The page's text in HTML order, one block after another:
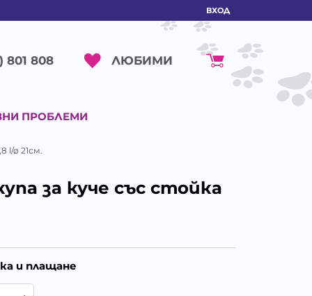
ВХОД
801 808 ЛЮБИМИ
ПРОБЛЕМИ
l/ø 21см.
за куче със стойка
и плащане